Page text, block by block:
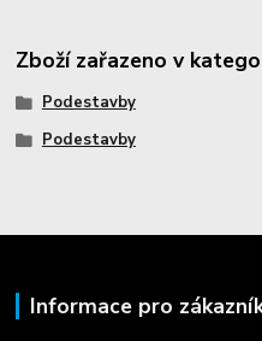
Zboží zařazeno v
Podestavby
Podestavby
Informace pro